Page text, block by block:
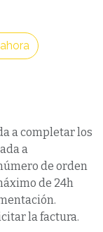
a completar los
a
de orden
de 24h
la factura.